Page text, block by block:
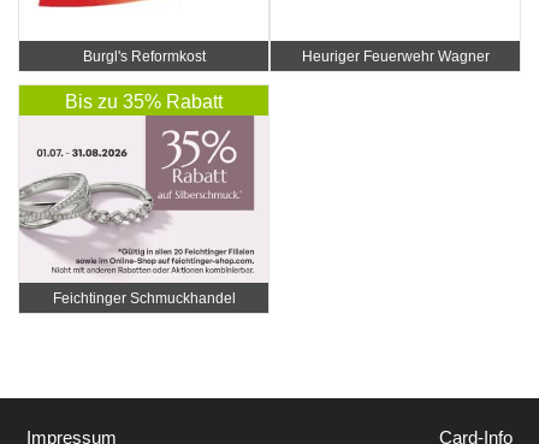
Burgl's Reformkost Heuriger Feuerwehr Wagner
Bis zu 35% Rabatt
Feichtinger Schmuckhandel
Zentrale
Impressum Card-Info